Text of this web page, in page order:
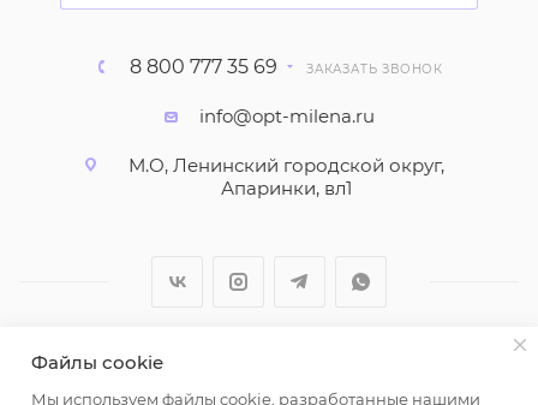
8 800 777 35 69 ЗАКАЗАТЬ ЗВОНОК
info@opt-milena.ru
М.О, Ленинский городской округ,
Апаринки, вл1
2026 © ООО "Вайт Текстиль групп"
Файлы cookie
Мы используем файлы cookie, разработанные нашими